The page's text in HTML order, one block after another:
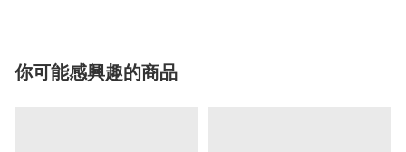
你可能感興趣的商品